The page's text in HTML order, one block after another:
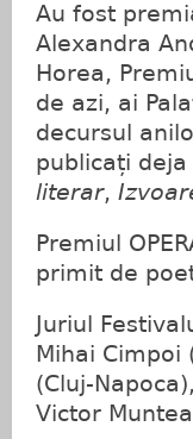
Au fost
Alexandra
Horea,
de azi, ai
decursul
publicați
literar,
Premiul
primit de
Juriul
Mihai Cimpoi
(Cluj-
Victor